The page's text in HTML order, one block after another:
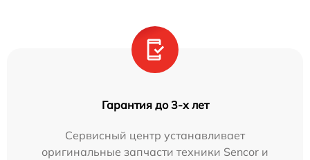
Гарантия до 3-х лет
Сервисный центр устанавливает
оригинальные запчасти техники Sencor и